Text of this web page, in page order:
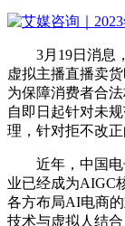
3月19日消息
虚拟主播直播卖
为保障消费者合
自即日起针对未
理，针对拒不改正
近年，中国
业已经成为AIGC
各方布局AI电商
技术与虚拟人结